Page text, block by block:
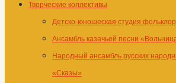
Творческие коллективы
Детско-юношеская студия
Ансамбль казачьей песни
Народный ансамбль русских
«Сказы»